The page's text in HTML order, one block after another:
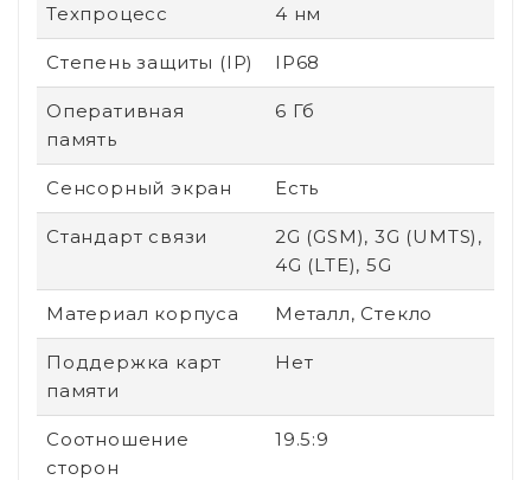
Техпроцесс 4 нм
Степень защиты (IP) IP68
Оперативная
память
6 Гб
Сенсорный экран Есть
Стандарт связи
2G (GSM), 3G (UMTS),
4G (LTE), 5G
Материал корпуса Металл, Стекло
Поддержка карт
памяти
Нет
Соотношение
сторон
19.5:9